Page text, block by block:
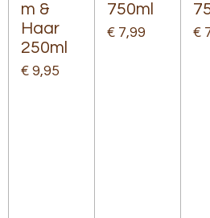
m &
Haar
250ml
€ 9,95
750ml
€ 7,99 €